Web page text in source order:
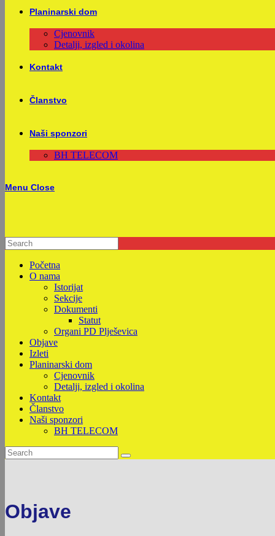
Planinarski dom
Cjenovnik
Detalji, izgled i okolina
Kontakt
Članstvo
Naši sponzori
BH TELECOM
Menu Close
Početna
O nama
Istorijat
Sekcije
Dokumenti
Statut
Organi PD Plješevica
Objave
Izleti
Planinarski dom
Cjenovnik
Detalji, izgled i okolina
Kontakt
Članstvo
Naši sponzori
BH TELECOM
Objave